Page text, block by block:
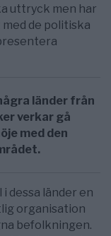
uttryck men har
de politiska
länder från
verkar gå
med den
dessa länder en
organisation
befolkningen.